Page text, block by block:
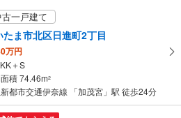
一戸建て
たま市北区日進町2丁目
万円
＋S
積 74.46m2
都市交通伊奈線 「加茂宮」駅 徒歩24分